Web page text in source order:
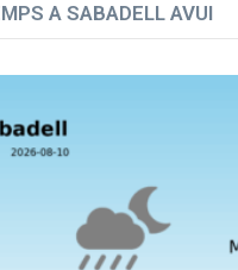
A SABADELL AVUI